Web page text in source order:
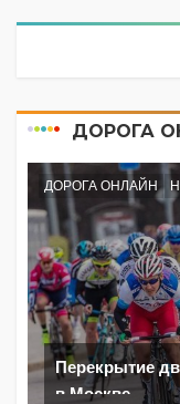
ДОРОГА
ДОРОГА ОНЛАЙН
Перекрытие
в Москве